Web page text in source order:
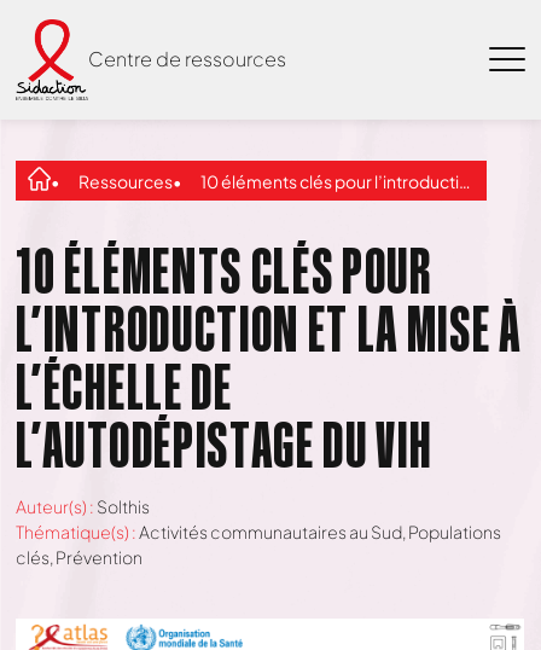
Centre de ressources
Ressources 10 éléments clés pour l’introduction et la mise à l’échelle de l’autodépistage du VIH
10 ÉLÉMENTS CLÉS POUR
L’INTRODUCTION ET LA MISE À
L’ÉCHELLE DE
L’AUTODÉPISTAGE DU VIH
Auteur(s) : Solthis
Thématique(s) :Activités communautaires au Sud, Populations
clés, Prévention